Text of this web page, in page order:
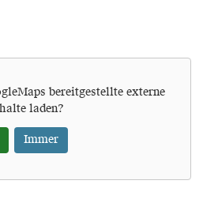
bereitgestellte externe
laden?
Immer